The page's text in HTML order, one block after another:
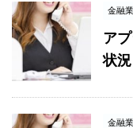
金融
ア
状況
金融